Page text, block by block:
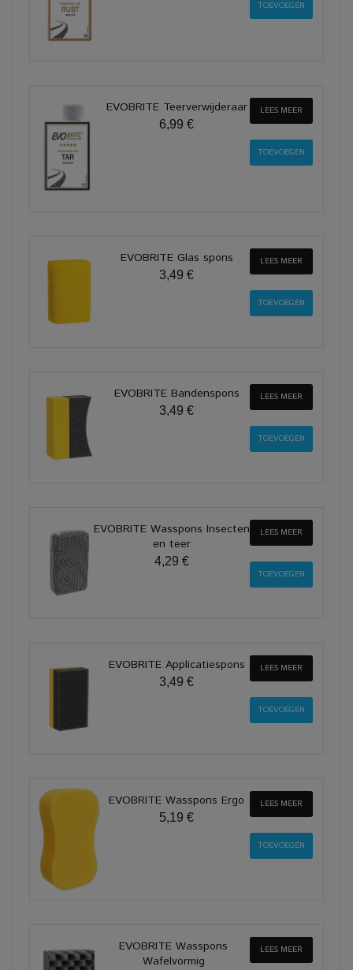
EVOBRITE Teerverwijderaar
6,99 €
LEES MEER
EVOBRITE Glas spons
3,49 €
LEES MEER
EVOBRITE Bandenspons
3,49 €
LEES MEER
EVOBRITE Wasspons Insecten
en teer
4,29 €
LEES MEER
EVOBRITE Applicatiespons
3,49 €
LEES MEER
EVOBRITE Wasspons Ergo
5,19 €
LEES MEER
EVOBRITE Wasspons
Wafelvormig
LEES MEER